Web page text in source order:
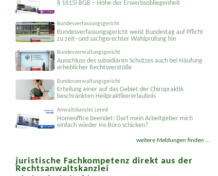
§ 1615l BGB – Höhe der Erwerbsobliegenheit
Bundesverfassungsgericht
Bundesver­fassungsgericht weist Bundestag auf Pflicht
zu zeit- und sachgerechter Wahlprüfung hin
Bundesverwaltungsgericht
Ausschluss des subsidiären Schutzes auch bei Häufung
erheblicher Rechtsverstöße
Bundesverwaltungsgericht
Erteilung einer auf das Gebiet der Chiropraktik
beschränkten Heilprakti­kererlaubnis
Anwaltskanzlei Lenné
Homeoffice beendet: Darf mein Arbeitgeber mich
einfach wieder ins Büro schicken?
weitere Meldungen finden ...
juristische Fachkompetenz direkt aus der
Rechtsanwaltskanzlei